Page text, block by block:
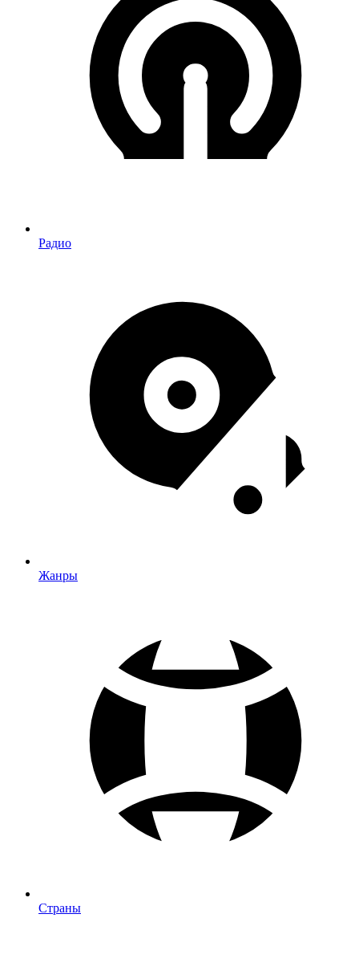
Радио
Жанры
Страны